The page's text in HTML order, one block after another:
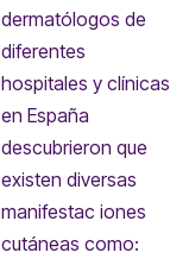
dermatólogos de
diferentes
hospitales y clínicas
en España
descubrieron que
existen diversas
manifestac iones
cutáneas como: